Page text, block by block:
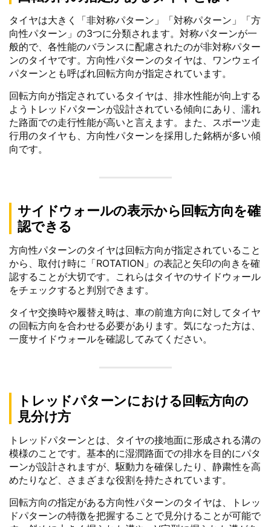
タイヤは大きく「非対称パターン」「対称パターン」「方
向性パターン」の3つに分類されます。対称パターンが一
般的で、各性能のバランスに配慮されたのが非対称パター
ンのタイヤです。方向性パターンのタイヤは、ワンウェイ
パターンとも呼ばれ回転方向が指定されています。
回転方向が指定されているタイヤは、排水性能が向上する
ようトレッドパターンが設計されている傾向にあり、濡れ
た路面での走行性能が高いと言えます。また、スポーツ走
行用のタイヤも、方向性パターンを採用した銘柄が多い傾
向です。
サイドウォールの表示から回転方向を確
認できる
方向性パターンのタイヤは回転方向が指定されていること
から、取付け時に「ROTATION」の表記と矢印の向きを確
認することが大切です。これらはタイヤのサイドウォール
をチェックすると判別できます。
タイヤ交換時や履替え時は、車の前進方向に対してタイヤ
の回転方向を合わせる必要があります。気になった方は、
一度サイドウォールを確認してみてください。
トレッドパターンにおける回転方向の
見分け方
トレッドパターンとは、タイヤの接地面に形成される溝の
模様のことです。基本的に湿潤路面での排水を目的にパタ
ーンが設計されますが、駆動力を確保したり、静粛性を高
めたりなど、さまざまな役割を持たされています。
回転方向の指定がある方向性パターンのタイヤは、トレッ
ドパターンの特徴を把握することで見分けることが可能で